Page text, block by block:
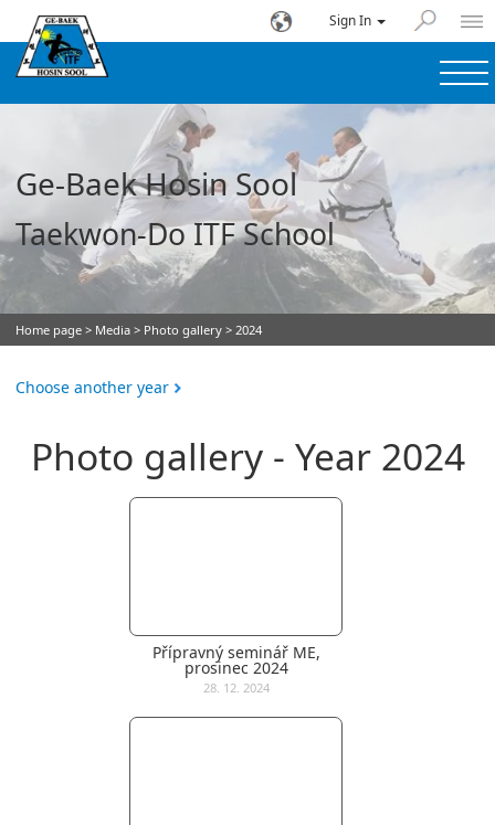
Sign In
Ge-Baek Hosin Sool
Taekwon-Do ITF School
Home page > Media > Photo gallery > 2024
Choose another year
Photo gallery - Year 2024
Přípravný seminář ME,
prosinec 2024
28. 12. 2024